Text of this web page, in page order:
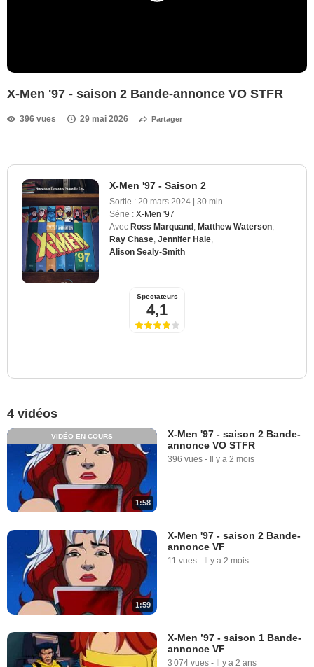
X-Men '97 - saison 2 Bande-annonce VO STFR
396 vues 29 mai 2026 Partager
X-Men '97 - Saison 2
Sortie : 20 mars 2024 | 30 min
Série : X-Men '97
Avec Ross Marquand Matthew Waterson
Ray Chase Jennifer Hale
Alison Sealy-Smith
Spectateurs
4,1
4 vidéos
1:58
VIDÉO EN COURS
X-Men '97 - saison 2 Bande-
annonce VO STFR
396 vues - Il y a 2 mois
1:59
X-Men '97 - saison 2 Bande-
annonce VF
11 vues - Il y a 2 mois
X-Men ’97 - saison 1 Bande-
annonce VF
3 074 vues - Il y a 2 ans